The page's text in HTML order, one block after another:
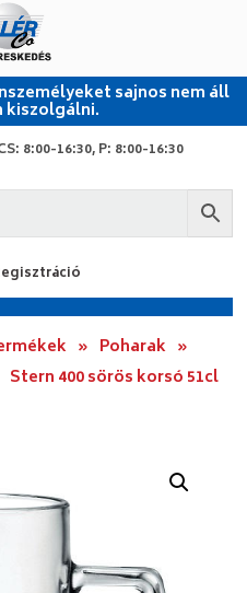
sajnos nem áll
kiszolgálni.
8:00-16:30, P: 8:00-16:30
» Poharak »
Stern 400 sörös korsó 51cl